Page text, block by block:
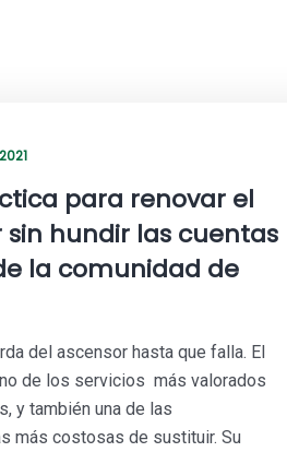
para renovar el
sin hundir las cuentas
la comunidad de
del ascensor hasta que falla. El
de los servicios más valorados
y también una de las
más costosas de sustituir. Su